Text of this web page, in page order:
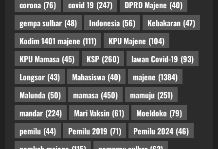
corona (76) covid 19 (247) DPRD Majene (40)
gempa sulbar (48) Indonesia (56) Kebakaran (47)
Kodim 1401 majene (111) KPU Majene (104)
KPU Mamasa (45) KSP (260) lawan Covid-19 (93)
Longsor (43) Mahasiswa (40) majene (1384)
Malunda (50) mamasa (450) mamuju (251)
mandar (224) Mari Vaksin (61) Moeldoko (79)
pemilu (44) Pemilu 2019 (71) Pemilu 2024 (46)